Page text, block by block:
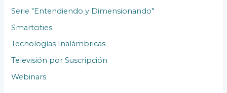
Serie "Entendiendo y Dimensionando"
Smartcities
Tecnologías Inalámbricas
Televisión por Suscripción
Webinars